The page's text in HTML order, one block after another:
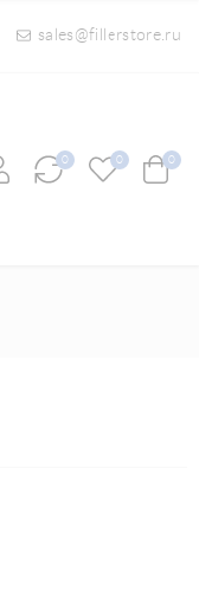
sales@fillerstore.ru
0 0 0